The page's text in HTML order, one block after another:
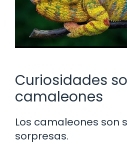
Curiosidades
camaleones
Los camaleones son
sorpresas.